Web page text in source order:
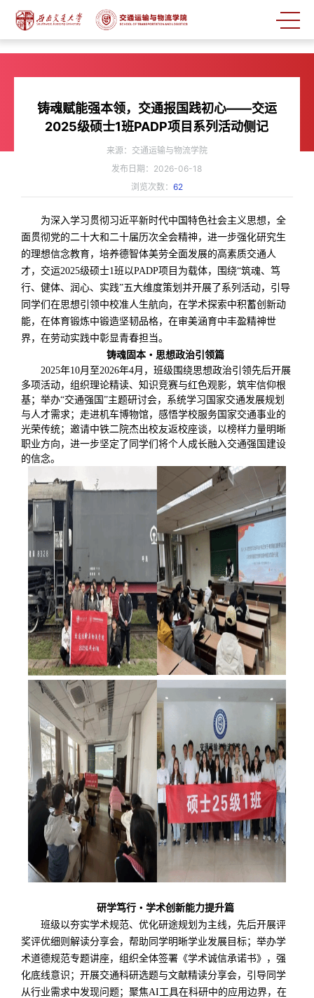
铸魂赋能强本领，交通报国践初心——交运
2025级硕士1班PADP项目系列活动侧记
来源：交通运输与物流学院
发布日期：2026-06-18
浏览次数： 62
为深入学习贯彻习近平新时代中国特色社会主义思想，全
面贯彻党的二十大和二十届历次全会精神，进一步强化研究生
的理想信念教育，培养德智体美劳全面发展的高素质交通人
才， 交运2025级硕士1班以PADP项目为载体，围绕“筑魂、笃
行、健体、润心、实践”五大维度策划并开展了系列活动，引导
同学们在思想引领中校准人生航向，在学术探索中积蓄创新动
能，在体育锻炼中锻造坚韧品格，在审美涵育中丰盈精神世
界，在劳动实践中彰显青春担当。
铸魂固本・ 思想政治引领篇
2025年10月至2026年4月，班级围绕思想政治引领先后开展
多项活动，组织理论精读、知识竞赛与红色观影，筑牢信仰根
基；举办“交通强国”主题研讨会，系统学习国家交通发展规划
与人才需求；走进机车博物馆，感悟学校服务国家交通事业的
光荣传统；邀请中铁二院杰出校友返校座谈，以榜样力量明晰
职业方向，进一步坚定了同学们将个人成长融入交通强国建设
的信念。
研学笃行・ 学术创新能力提升篇
班级以夯实学术规范、优化研途规划为主线，先后开展评
奖评优细则解读分享会，帮助同学明晰学业发展目标；举办学
术道德规范专题讲座，组织全体签署《学术诚信承诺书》，强
化底线意识；开展交通科研选题与文献精读分享会，引导同学
从行业需求中发现问题；聚焦AI工具在科研中的应用边界，在